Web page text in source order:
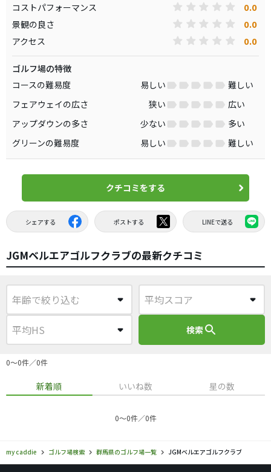
コストパフォーマンス 0.0
景観の良さ 0.0
アクセス 0.0
ゴルフ場の特徴
コースの難易度
易しい
難しい
フェアウェイの広さ
狭い
広い
アップダウンの多さ
少ない
多い
グリーンの難易度
易しい 難しい
クチコミをする
シェアする ポストする LINEで送る
JGMベルエアゴルフクラブの最新クチコミ
検索search
0〜0件／0件
新着順 いいね数 星の数
0〜0件／0件
my caddie ゴルフ場検索 群馬県のゴルフ場一覧 JGMベルエアゴルフクラブ